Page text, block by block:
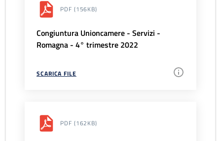
PDF (156KB)
Congiuntura Unioncamere - Servizi -
Romagna - 4° trimestre 2022
SCARICA FILE
PDF (162KB)